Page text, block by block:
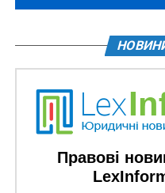
Правові